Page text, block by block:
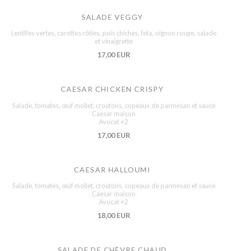
SALADE VEGGY
Lentilles vertes, carottes rôties, pois chiches, feta, oignon rouge, salade
et vinaigrette
17,00 EUR
CAESAR CHICKEN CRISPY
Salade, tomates, œuf mollet, croutons, copeaux de parmesan et sauce
Caesar maison
Avocat +2
17,00 EUR
CAESAR HALLOUMI
Salade, tomates, œuf mollet, croutons, copeaux de parmesan et sauce
Caesar maison
Avocat +2
18,00 EUR